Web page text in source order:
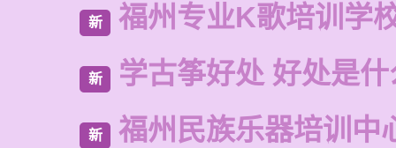
新 福州专业K歌培训学
新 学古筝好处 好处是什
新 福州民族乐器培训中